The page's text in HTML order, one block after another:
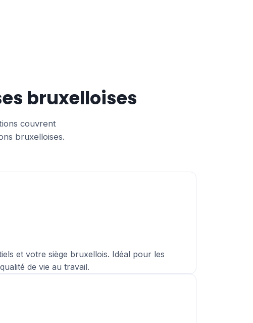
bruxelloises
couvrent
bruxelloises.
et votre siège bruxellois. Idéal pour les
de vie au travail.